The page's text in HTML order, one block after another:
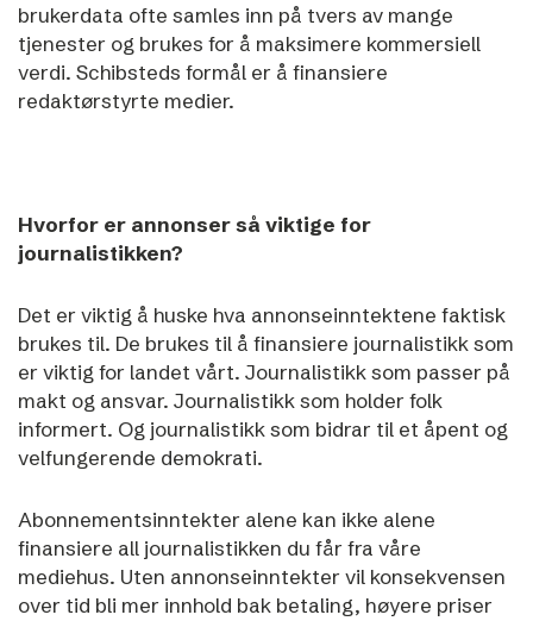
brukerdata ofte samles inn på tvers av mange
tjenester og brukes for å maksimere kommersiell
verdi. Schibsteds formål er å finansiere
redaktørstyrte medier.
Hvorfor er annonser så viktige for
journalistikken?
Det er viktig å huske hva annonseinntektene faktisk
brukes til. De brukes til å finansiere journalistikk som
er viktig for landet vårt. Journalistikk som passer på
makt og ansvar. Journalistikk som holder folk
informert. Og journalistikk som bidrar til et åpent og
velfungerende demokrati.
Abonnementsinntekter alene kan ikke alene
finansiere all journalistikken du får fra våre
mediehus. Uten annonseinntekter vil konsekvensen
over tid bli mer innhold bak betaling, høyere priser